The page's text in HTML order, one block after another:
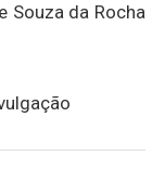
Souza da Rocha